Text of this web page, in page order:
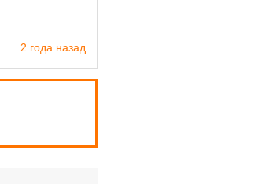
2 года назад